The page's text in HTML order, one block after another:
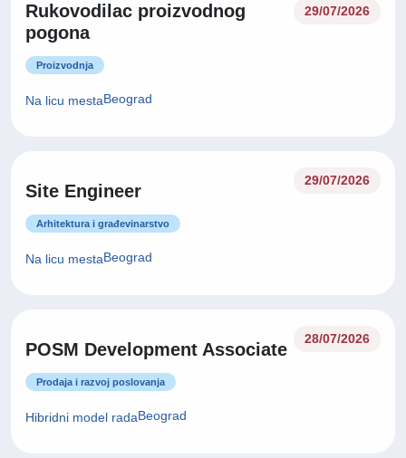
Rukovodilac proizvodnog
pogona
29/07/2026
Proizvodnja
Na licu mestaBeograd
Site Engineer
29/07/2026
Arhitektura i građevinarstvo
Na licu mestaBeograd
POSM Development Associate
28/07/2026
Prodaja i razvoj poslovanja
Hibridni model radaBeograd